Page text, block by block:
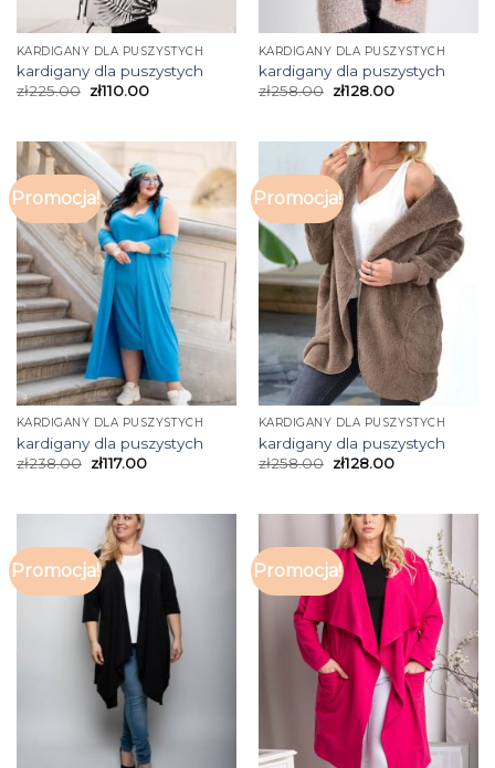
KARDIGANY DLA PUSZYSTYCH
kardigany dla puszystych
zł225.00 zł110.00
KARDIGANY DLA PUSZYSTYCH
kardigany dla puszystych
zł258.00 zł128.00
Promocja!
KARDIGANY DLA PUSZYSTYCH
kardigany dla puszystych
zł238.00 zł117.00
Promocja!
KARDIGANY DLA PUSZYSTYCH
kardigany dla puszystych
zł258.00 zł128.00
Promocja! Promocja!